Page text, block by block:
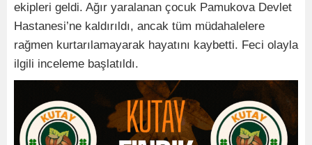
ekipleri geldi. Ağır yaralanan çocuk Pamukova Devlet
Hastanesi’ne kaldırıldı, ancak tüm müdahalelere
rağmen kurtarılamayarak hayatını kaybetti. Feci olayla
ilgili inceleme başlatıldı.